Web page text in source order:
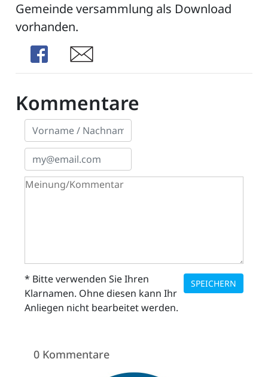
Gemeinde versammlung als Download
vorhanden.
Share
Share
Kommentare
SPEICHERN
* Bitte verwenden Sie Ihren
Klarnamen. Ohne diesen kann Ihr
Anliegen nicht bearbeitet werden.
0 Kommentare